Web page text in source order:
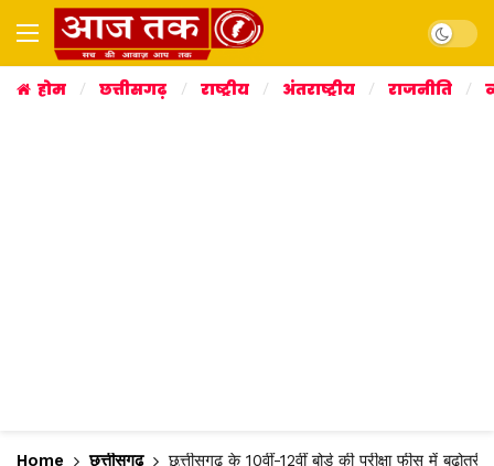
Dark
होम छत्तीसगढ़ राष्ट्रीय अंतराष्ट्रीय राजनीति
Home छत्तीसगढ़ छत्तीसगढ़ के 10वीं-12वीं बोर्ड की परीक्षा फीस में